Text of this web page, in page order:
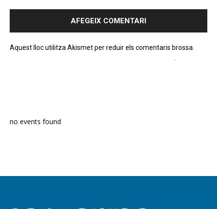
Aquest lloc utilitza Akismet per reduir els comentaris brossa.
.
no events found